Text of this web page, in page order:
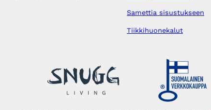
Samettia sisustukseen
Tiikkihuonekalut